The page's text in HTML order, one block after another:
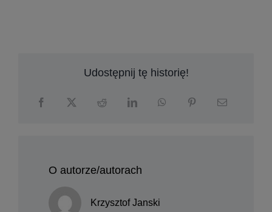
Udostępnij tę historię!
O autorze/autorach
Krzysztof Janski